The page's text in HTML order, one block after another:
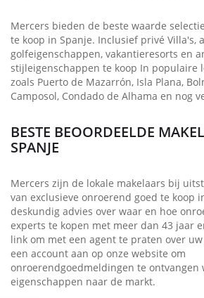
Mercers bieden de beste waarde
te koop in Spanje. Inclusief privé Villa's,
golfeigenschappen, vakantieresorts en
stijleigenschappen te koop In populaire
zoals Puerto de Mazarrón, Isla Plana,
Camposol, Condado de Alhama en nog
BESTE BEOORDEELDE
SPANJE
Mercers zijn de lokale makelaars bij
van exclusieve onroerend goed te koop
deskundig advies over waar en hoe
experts te kopen met meer dan 43 jaar
link om met een agent te praten over
een account aan op onze website om
onroerendgoedmeldingen te ontvangen
eigenschappen naar de markt.